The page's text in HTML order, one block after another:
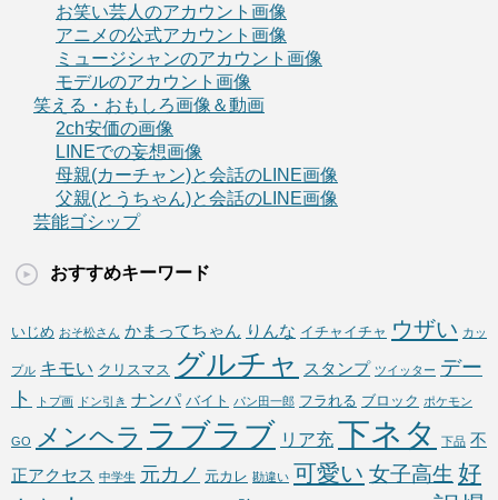
お笑い芸人のアカウント画像
アニメの公式アカウント画像
ミュージシャンのアカウント画像
モデルのアカウント画像
笑える・おもしろ画像＆動画
2ch安価の画像
LINEでの妄想画像
母親(カーチャン)と会話のLINE画像
父親(とうちゃん)と会話のLINE画像
芸能ゴシップ
おすすめキーワード
いじめ おそ松さん かまってちゃん りんな イチャイチャ ウザい カッ
プル キモい クリスマス グルチャ スタンプ ツイッター デー
ト
トプ画 ドン引き ナンパ バイト パン田一郎 フラれる ブロック ポケモン
GO メンヘラ ラブラブ リア充 下ネタ 下品 不
正アクセス 中学生 元カノ 元カレ 勘違い 可愛い 女子高生 好